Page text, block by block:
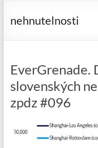
nehnutelnosti
EverGrenade.
slovenských
zpdz #096